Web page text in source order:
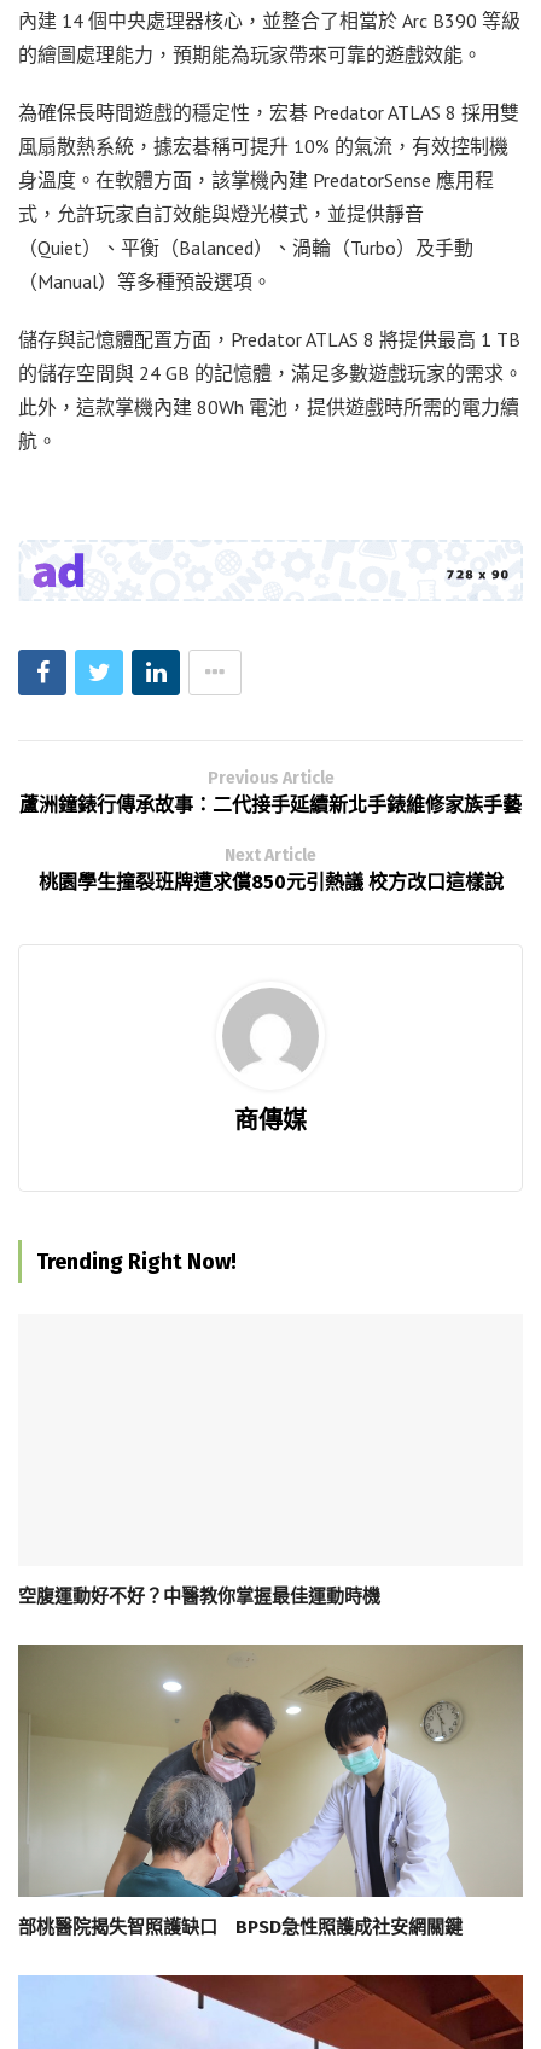
內建 14 個中央處理器核心，並整合了相當於 Arc B390 等級
的繪圖處理能力，預期能為玩家帶來可靠的遊戲效能。
為確保長時間遊戲的穩定性，宏碁 Predator ATLAS 8 採用雙
風扇散熱系統，據宏碁稱可提升 10% 的氣流，有效控制機
身溫度。在軟體方面，該掌機內建 PredatorSense 應用程
式，允許玩家自訂效能與燈光模式，並提供靜音
（Quiet）、平衡（Balanced）、渦輪（Turbo）及手動
（Manual）等多種預設選項。
儲存與記憶體配置方面，Predator ATLAS 8 將提供最高 1 TB
的儲存空間與 24 GB 的記憶體，滿足多數遊戲玩家的需求。
此外，這款掌機內建 80Wh 電池，提供遊戲時所需的電力續
航。
Previous Article
蘆洲鐘錶行傳承故事：二代接手延續新北手錶維修家族手藝
Next Article
桃園學生撞裂班牌遭求償850元引熱議 校方改口這樣說
商傳媒
Trending Right Now!
空腹運動好不好？中醫教你掌握最佳運動時機
部桃醫院揭失智照護缺口 BPSD急性照護成社安網關鍵